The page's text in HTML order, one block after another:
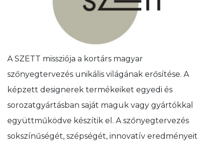
A SZETT missziója a kortárs magyar
szőnyegtervezés unikális világának erősítése. A
képzett designerek termékeiket egyedi és
sorozatgyártásban saját maguk vagy gyártókkal
együttműködve készítik el. A szőnyegtervezés
sokszínűségét, szépségét, innovatív eredményeit